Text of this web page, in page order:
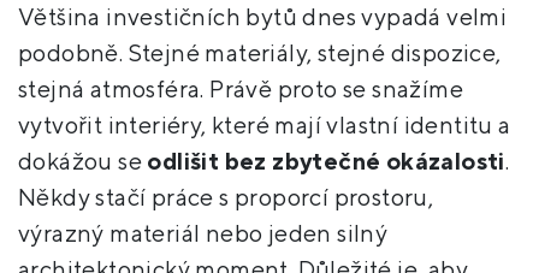
Většina investičních bytů dnes vypadá velmi
podobně. Stejné materiály, stejné dispozice,
stejná atmosféra. Právě proto se snažíme
vytvořit interiéry, které mají vlastní identitu a
dokážou se odlišit bez zbytečné okázalosti.
Někdy stačí práce s proporcí prostoru,
výrazný materiál nebo jeden silný